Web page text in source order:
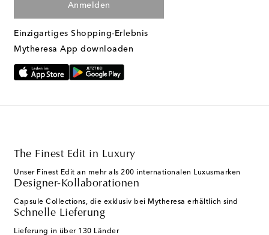
Anmelden
Einzigartiges Shopping-Erlebnis
Mytheresa App downloaden
The Finest Edit in Luxury
Unser Finest Edit an mehr als 200 internationalen Luxusmarken
Designer-Kollaborationen
Capsule Collections, die exklusiv bei Mytheresa erhältlich sind
Schnelle Lieferung
Lieferung in über 130 Länder